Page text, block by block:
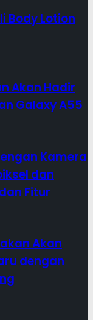
Body Lotion
Akan Hadir
Galaxy A55
Kamera
dan
Fitur
Akan
dengan